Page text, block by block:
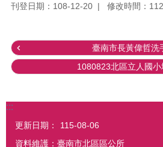
刊登日期：108-12-20 修改時間：
臺南市長黃偉哲洗
1080823北區立人國小
:::
更新日期：
115-08-06
資料維護：臺南市北區區公所